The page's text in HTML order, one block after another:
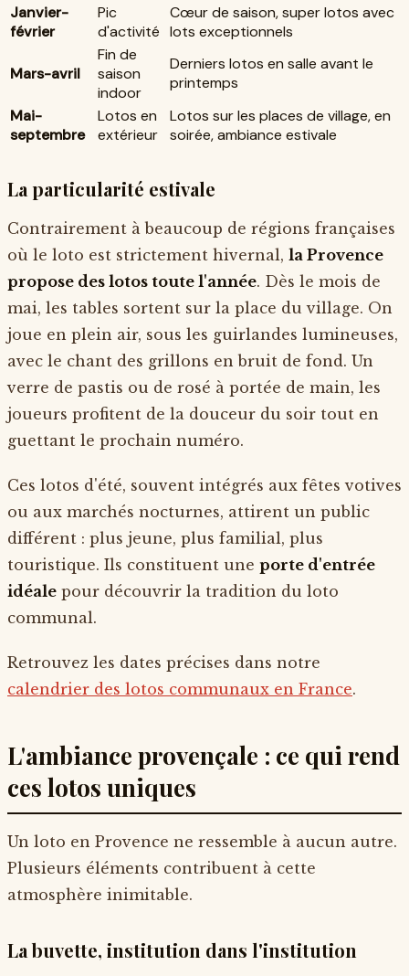
Janvier-
février
Pic
d'activité
Cœur de saison, super lotos avec
lots exceptionnels
Mars-avril
Fin de
saison
indoor
Derniers lotos en salle avant le
printemps
Mai-
septembre
Lotos en
extérieur
Lotos sur les places de village, en
soirée, ambiance estivale
La particularité estivale
Contrairement à beaucoup de régions françaises
où le loto est strictement hivernal, la Provence
propose des lotos toute l'année. Dès le mois de
mai, les tables sortent sur la place du village. On
joue en plein air, sous les guirlandes lumineuses,
avec le chant des grillons en bruit de fond. Un
verre de pastis ou de rosé à portée de main, les
joueurs profitent de la douceur du soir tout en
guettant le prochain numéro.
Ces lotos d'été, souvent intégrés aux fêtes votives
ou aux marchés nocturnes, attirent un public
différent : plus jeune, plus familial, plus
touristique. Ils constituent une porte d'entrée
idéale pour découvrir la tradition du loto
communal.
Retrouvez les dates précises dans notre
calendrier des lotos communaux en France.
L'ambiance provençale : ce qui rend
ces lotos uniques
Un loto en Provence ne ressemble à aucun autre.
Plusieurs éléments contribuent à cette
atmosphère inimitable.
La buvette, institution dans l'institution